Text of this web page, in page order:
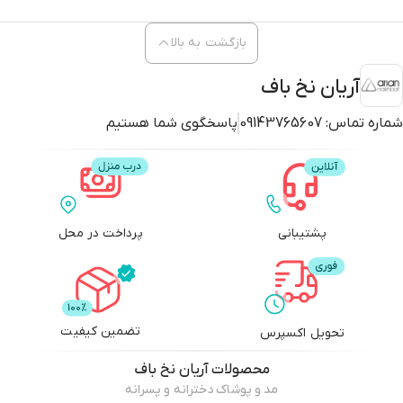
آریان نخ باف
شماره تماس: 09143765607 پاسخگوی شما هستیم
بازگشت به بالا
پشتیبانی پرداخت در محل
تحویل اکسپرس تضمین کیفیت
محصولاتآریان نخ باف
مد و پوشاک دخترانه و پسرانه